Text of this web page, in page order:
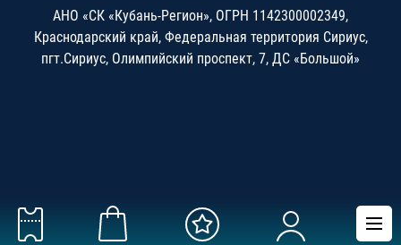
АНО «СК «Кубань-Регион», ОГРН 1142300002349,
Краснодарский край, Федеральная территория Сириус,
пгт.Сириус, Олимпийский проспект, 7, ДС «Большой»